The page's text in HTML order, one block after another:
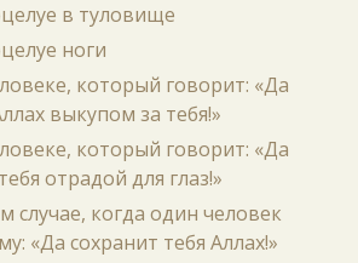
в туловище
ноги
который говорит: «Да
выкупом за тебя!»
который говорит: «Да
отрадой для глаз!»
случае, когда один человек
«Да сохранит тебя Аллах!»